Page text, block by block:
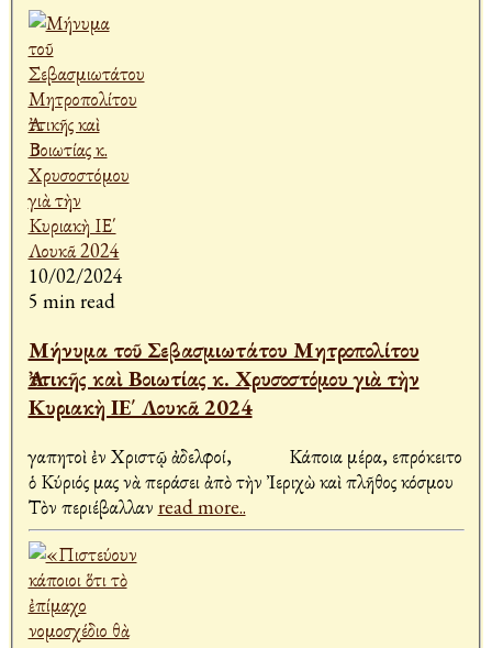
10/02/2024
5 min read
Μήνυμα τοῦ Σεβασμιωτάτου Μητροπολίτου
Ἀττικῆς καὶ Βοιωτίας κ. Χρυσοστόμου γιὰ τὴν
Κυριακὴ ΙΕ΄ Λουκᾶ 2024
Ἀγαπητοὶ ἐν Χριστῷ ἀδελφοί, Κάποια μέρα, επρόκειτο
ὁ Κύριός μας νὰ περάσει ἀπὸ τὴν Ἰεριχὼ καὶ πλῆθος κόσμου
Τὸν περιέβαλλαν read more..